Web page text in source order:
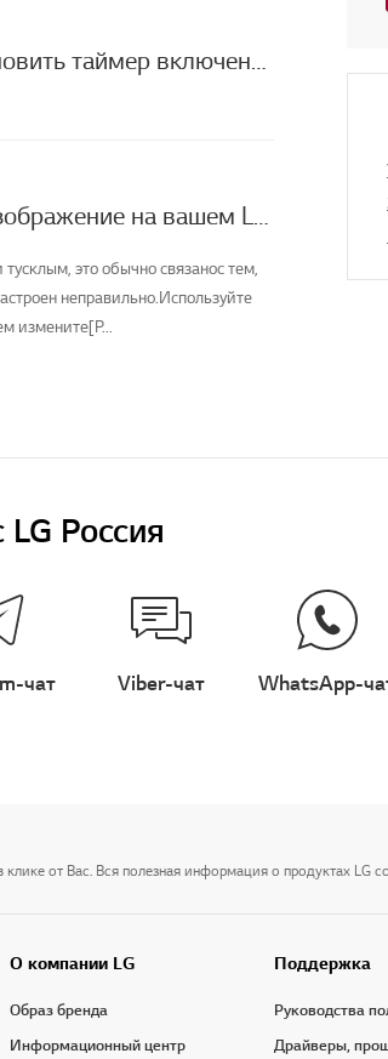
[Настройки телевизора LG] Как установить таймер включения/выключения?
Как исправить тёмное или тусклое изображение на вашем LG телевизоре
это обычно связанос тем,
неправильно.Используйте
измените[P...
LG Россия
чат Viber-чат WhatsApp-
от Вас. Вся полезная информация о продуктах LG
О компании LG
Образ бренда
Информационный центр
Поддержка
Руководства
Драйверы,